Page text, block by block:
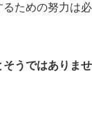
ための努力は必
そうではありませ